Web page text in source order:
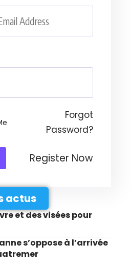
Forgot
Password?
Register Now
actus
et des visées pour
s’oppose à l’arrivée